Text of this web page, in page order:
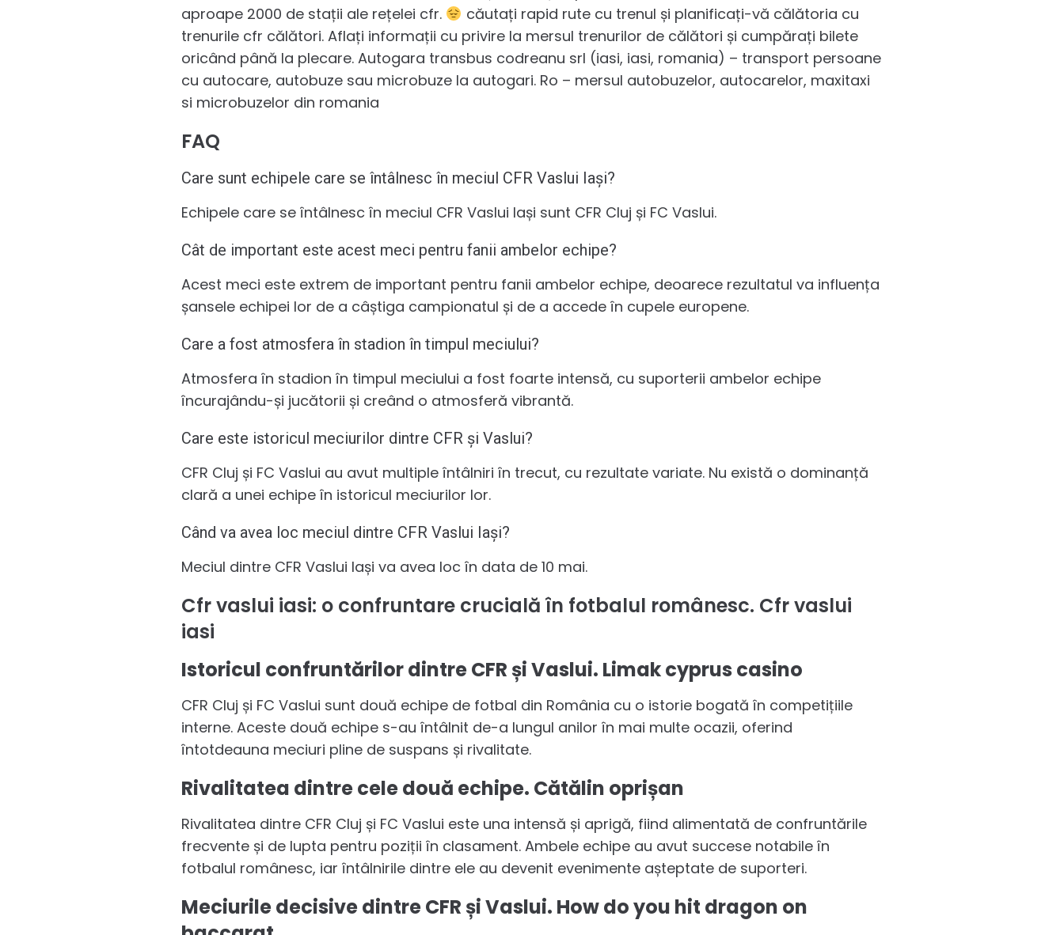
aproape 2000 de stații ale rețelei cfr.
căutați rapid rute cu trenul și planificați-vă călătoria cu
trenurile cfr călători. Aflați informații cu privire la mersul trenurilor de călători și cumpărați bilete
oricând până la plecare. Autogara transbus codreanu srl (iasi, iasi, romania) – transport persoane
cu autocare, autobuze sau microbuze la autogari. Ro – mersul autobuzelor, autocarelor, maxitaxi
si microbuzelor din romania
FAQ
Care sunt echipele care se întâlnesc în meciul CFR Vaslui Iași?
Echipele care se întâlnesc în meciul CFR Vaslui Iași sunt CFR Cluj și FC Vaslui.
Cât de important este acest meci pentru fanii ambelor echipe?
Acest meci este extrem de important pentru fanii ambelor echipe, deoarece rezultatul va influența
șansele echipei lor de a câștiga campionatul și de a accede în cupele europene.
Care a fost atmosfera în stadion în timpul meciului?
Atmosfera în stadion în timpul meciului a fost foarte intensă, cu suporterii ambelor echipe
încurajându-și jucătorii și creând o atmosferă vibrantă.
Care este istoricul meciurilor dintre CFR și Vaslui?
CFR Cluj și FC Vaslui au avut multiple întâlniri în trecut, cu rezultate variate. Nu există o dominanță
clară a unei echipe în istoricul meciurilor lor.
Când va avea loc meciul dintre CFR Vaslui Iași?
Meciul dintre CFR Vaslui Iași va avea loc în data de 10 mai.
Cfr vaslui iasi: o confruntare crucială în fotbalul românesc. Cfr vaslui
iasi
Istoricul confruntărilor dintre CFR și Vaslui. Limak cyprus casino
CFR Cluj și FC Vaslui sunt două echipe de fotbal din România cu o istorie bogată în competițiile
interne. Aceste două echipe s-au întâlnit de-a lungul anilor în mai multe ocazii, oferind
întotdeauna meciuri pline de suspans și rivalitate.
Rivalitatea dintre cele două echipe. Cătălin oprișan
Rivalitatea dintre CFR Cluj și FC Vaslui este una intensă și aprigă, fiind alimentată de confruntările
frecvente și de lupta pentru poziții în clasament. Ambele echipe au avut succese notabile în
fotbalul românesc, iar întâlnirile dintre ele au devenit evenimente așteptate de suporteri.
Meciurile decisive dintre CFR și Vaslui. How do you hit dragon on